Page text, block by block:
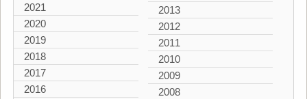
2021
2020
2019
2018
2017
2016
2013
2012
2011
2010
2009
2008